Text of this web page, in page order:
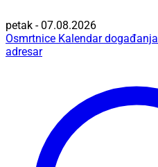
petak - 07.08.2026
Osmrtnice Kalendar događanja
adresar